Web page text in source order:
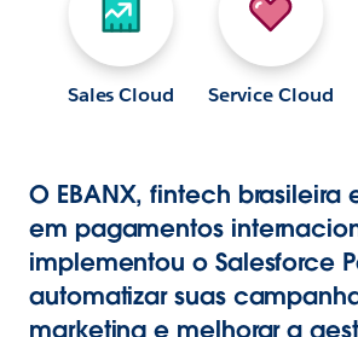
Sales Cloud Service Cloud
O EBANX, fintech brasileira
em pagamentos
implementou o Salesforce
automatizar suas
marketing e melhorar a